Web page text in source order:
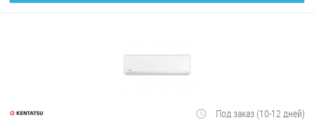
Под заказ (10-12 дней)